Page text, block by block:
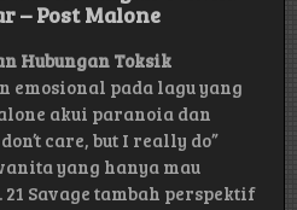
– Post Malone
Hubungan Toksik
emosional pada lagu yang
akui paranoia dan
care, but I really do”
yang hanya mau
21 Savage tambah perspektif